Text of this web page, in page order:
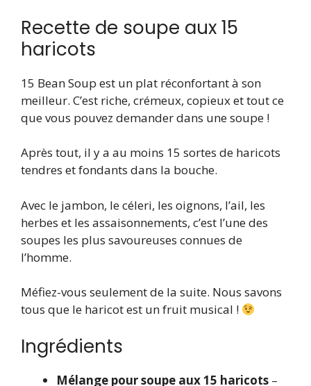
Recette de soupe aux 15
haricots
15 Bean Soup est un plat réconfortant à son
meilleur. C’est riche, crémeux, copieux et tout ce
que vous pouvez demander dans une soupe !
Après tout, il y a au moins 15 sortes de haricots
tendres et fondants dans la bouche.
Avec le jambon, le céleri, les oignons, l’ail, les
herbes et les assaisonnements, c’est l’une des
soupes les plus savoureuses connues de
l’homme.
Méfiez-vous seulement de la suite. Nous savons
tous que le haricot est un fruit musical !
Ingrédients
Mélange pour soupe aux 15 haricots –